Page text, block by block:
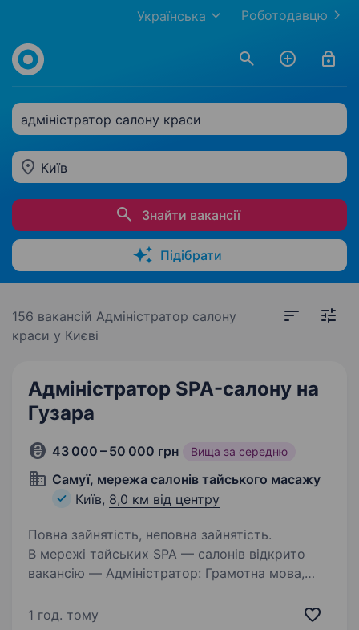
Роботодавцю
Українська
адміністратор салону краси
Київ
Знайти вакансії
Підібрати
156 вакансій Адміністратор салону
краси у Києві
Адміністратор SPA-салону на
Гузара
43 000 – 50 000 грн Вища за середню
Самуї, мережа салонів тайського масажу
Київ, 8,0 км від центру
Повна зайнятість, неповна зайнятість.
В мережі тайських SPA — салонів відкрито
вакансію — Адміністратор: Грамотна мова,
початковий/базовий Знання програми 1С на
1 год. тому